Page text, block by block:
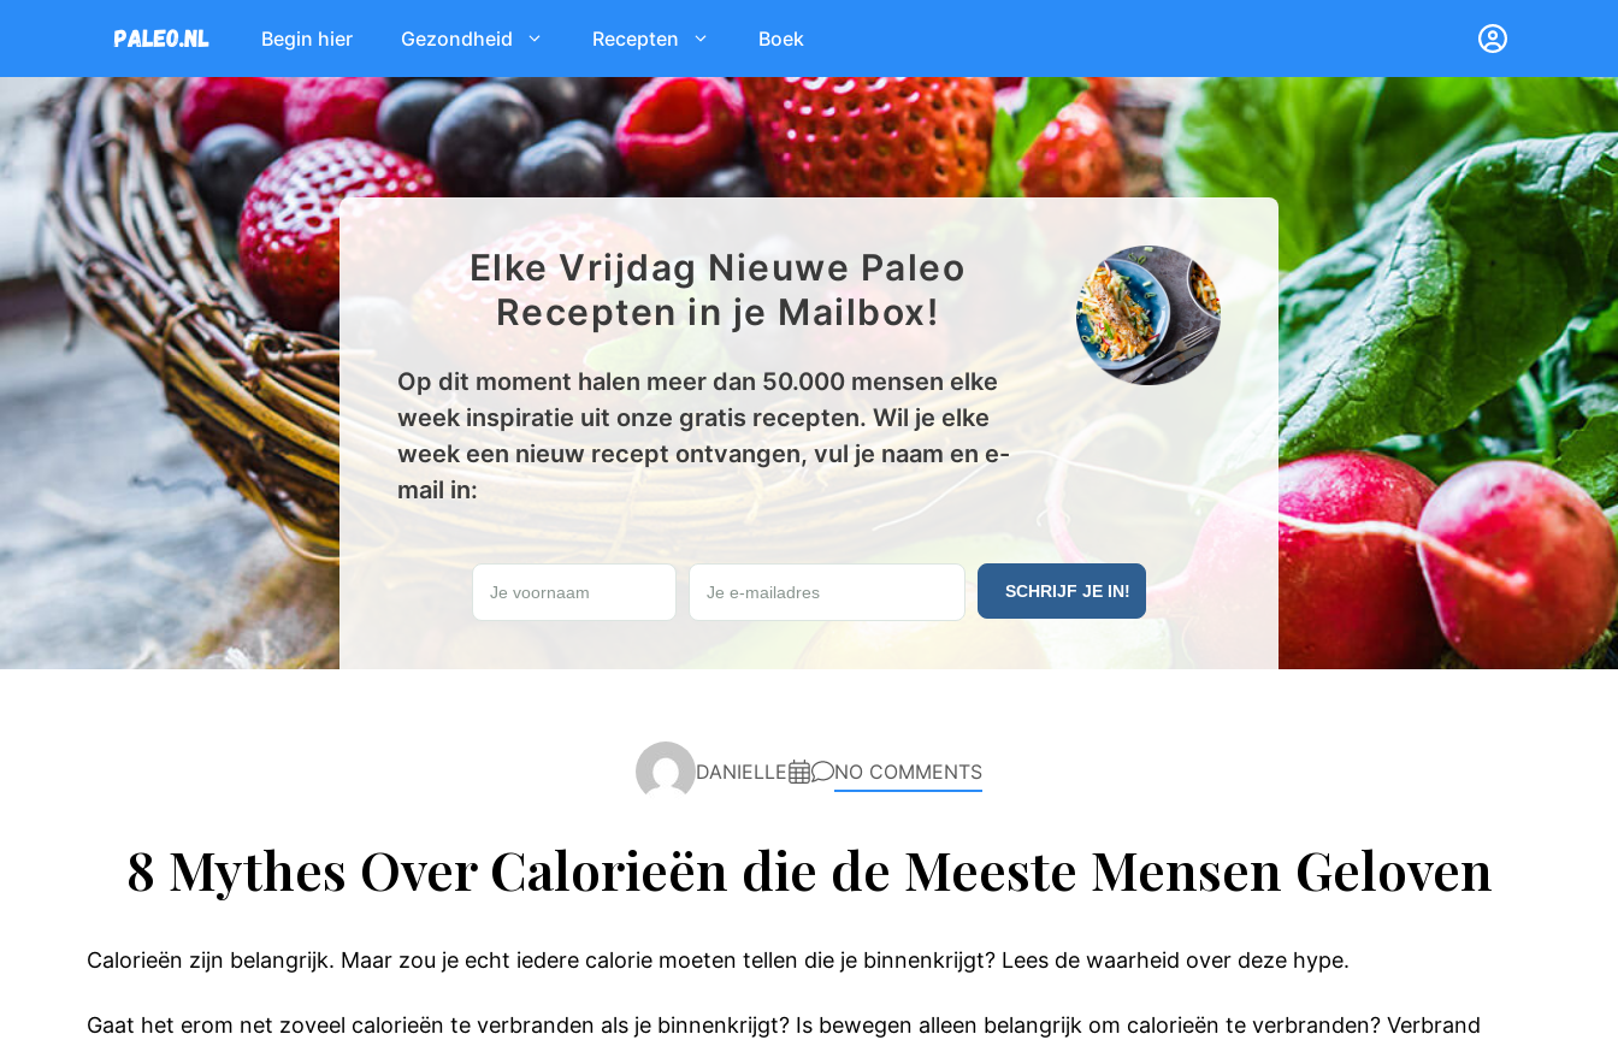
de
inhoud
Begin hier Gezondheid Recepten Boek
Elke Vrijdag Nieuwe Paleo
Recepten in je Mailbox!
Op dit moment halen meer dan 50.000 mensen elke
week inspiratie uit onze gratis recepten. Wil je elke
week een nieuw recept ontvangen, vul je naam en e-
mail in:
DANIELLE NO COMMENTS
8 Mythes Over Calorieën die de Meeste Mensen Geloven
Calorieën zijn belangrijk. Maar zou je echt iedere calorie moeten tellen die je binnenkrijgt? Lees de waarheid over deze hype.
Gaat het erom net zoveel calorieën te verbranden als je binnenkrijgt? Is bewegen alleen belangrijk om calorieën te verbranden? Verbrand